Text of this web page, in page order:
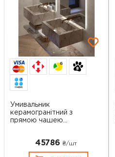
6
Умивальник
керамогранітний з
прямою чашею
45786 ₴/шт